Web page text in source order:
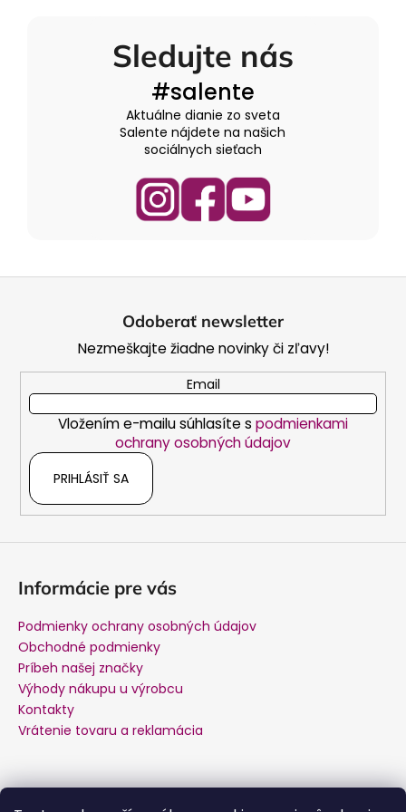
Sledujte nás
#salente
Aktuálne dianie zo sveta
Salente nájdete na našich
sociálnych sieťach
Odoberať newsletter
Nezmeškajte žiadne novinky či zľavy!
Email
Vložením e-mailu súhlasíte s podmienkami
ochrany osobných údajov
PRIHLÁSIŤ SA
Informácie pre vás
Podmienky ochrany osobných údajov
Obchodné podmienky
Príbeh našej značky
Výhody nákupu u výrobcu
Kontakty
Vrátenie tovaru a reklamácia